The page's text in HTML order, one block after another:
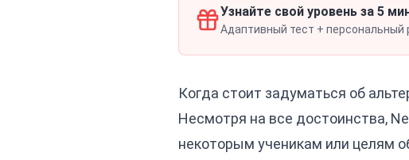
Узнайте свой уровень за 5
Адаптивный тест + персональный
Когда стоит задуматься об
Несмотря на все достоинства,
некоторым ученикам или целям